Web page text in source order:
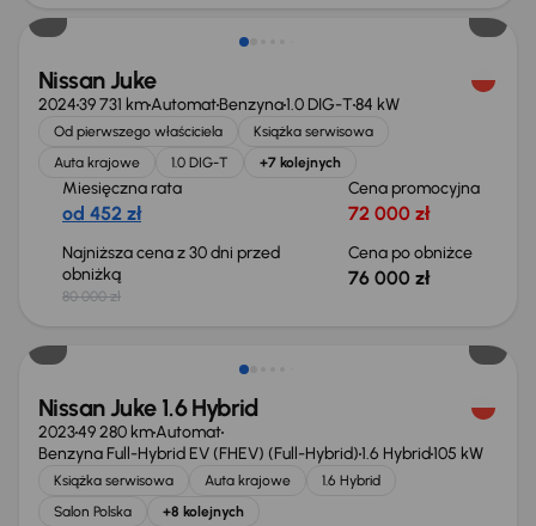
Nissan Juke
202439 731 kmAutomatBenzyna1.0 DIG-T84 kW
Od pierwszego właściciela
Książka serwisowa
Auta krajowe
1.0 DIG-T +7 kolejnych
Miesięczna rata
od 452 zł
Cena promocyjna
72 000 zł
Najniższa cena z 30 dni przed
obniżką
80 000 zł
Cena po obniżce
76 000 zł
Nissan Juke 1.6 Hybrid
202349 280 kmAutomat
Benzyna Full-Hybrid EV (FHEV) (Full-Hybrid)1.6 Hybrid105 kW
Książka serwisowa Auta krajowe
1.6 Hybrid
Salon Polska
+8 kolejnych